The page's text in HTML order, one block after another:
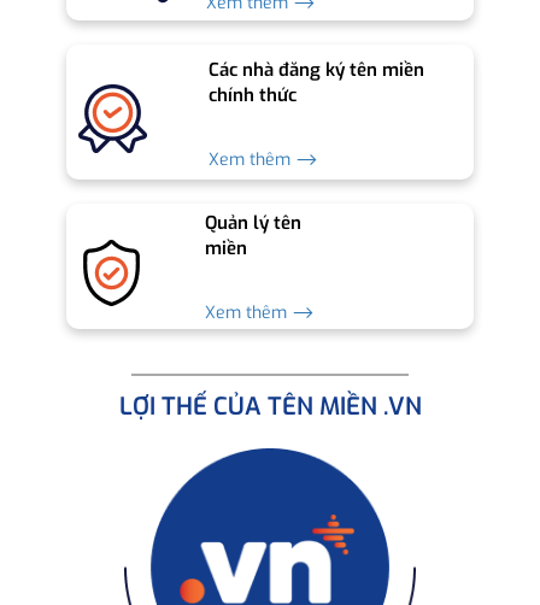
Các nhà đăng ký tên miền
chính thức
Xem thêm ⟶
Quản lý tên
miền
Xem thêm ⟶
LỢI THẾ CỦA TÊN MIỀN .VN